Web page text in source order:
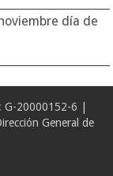
día de
G-20000152-6 |
General de